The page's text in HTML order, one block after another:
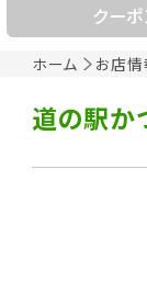
ホーム お店
クー
道の駅か